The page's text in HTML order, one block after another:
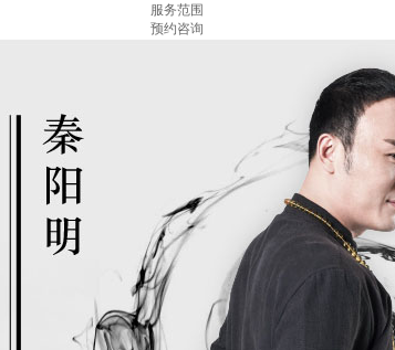
服务范围
预约咨询